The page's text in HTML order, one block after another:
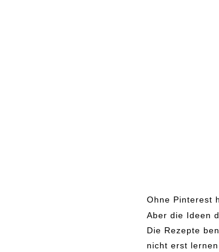
Ohne Pinterest
Aber die Ideen
Die Rezepte
nicht erst